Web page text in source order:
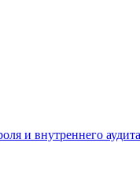
и внутреннего аудита